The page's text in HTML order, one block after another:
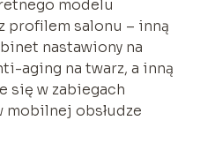
modelu
profilem salonu – inną
nastawiony na
aging na twarz, a inną
się w zabiegach
mobilnej obsłudze